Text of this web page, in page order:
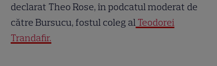
declarat Theo Rose, în podcatul moderat de
către Bursucu, fostul coleg al Teodorei
Trandafir.